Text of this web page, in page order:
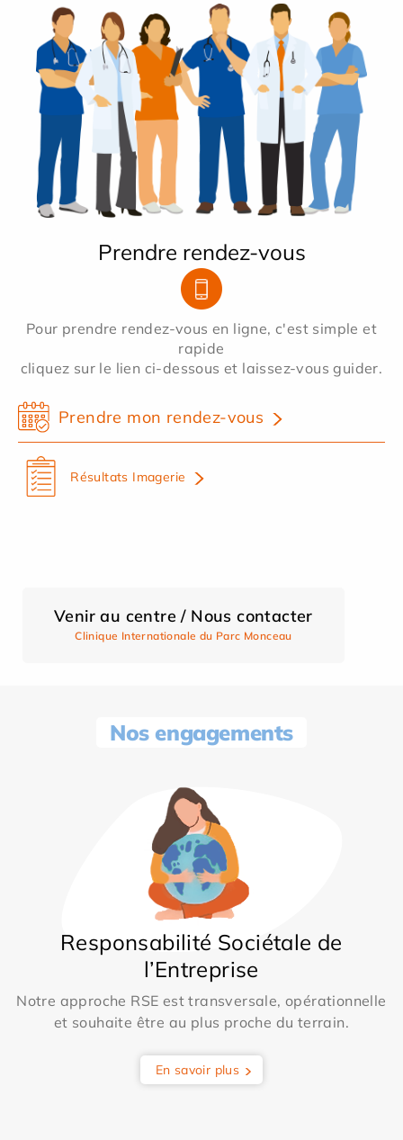
Prendre rendez-vous
Pour prendre rendez-vous en ligne, c'est simple et
rapide
cliquez sur le lien ci-dessous et laissez-vous guider.
Prendre mon rendez-vous
Résultats Imagerie
Venir au centre / Nous contacter
Clinique Internationale du Parc Monceau
Nos engagements
Responsabilité Sociétale de
l’Entreprise
Notre approche RSE est transversale, opérationnelle
et souhaite être au plus proche du terrain.
En savoir plus